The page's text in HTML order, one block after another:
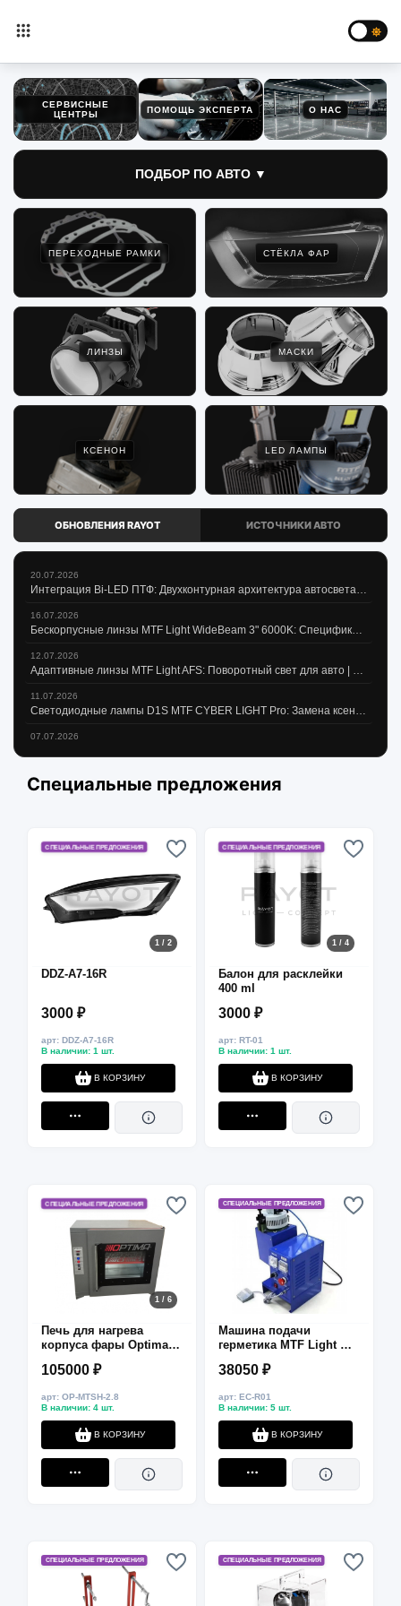
СЕРВИСНЫЕ
ЦЕНТРЫ
ПОМОЩЬ ЭКСПЕРТА О НАС
ПОДБОР ПО АВТО ▼
ПЕРЕХОДНЫЕ РАМКИ СТЁКЛА ФАР
ЛИНЗЫ МАСКИ
КСЕНОН LED ЛАМПЫ
ОБНОВЛЕНИЯ RAYOT ИСТОЧНИКИ АВТО
20.07.2026
Интеграция Bi-LED ПТФ: Двухконтурная архитектура автосвета | RAYOT
16.07.2026
Бескорпусные линзы MTF Light WideBeam 3" 6000K: Спецификация | RAYOT
12.07.2026
Адаптивные линзы MTF Light AFS: Поворотный свет для авто | RAYOT
11.07.2026
Светодиодные лампы D1S MTF CYBER LIGHT Pro: Замена ксенона 65W | RAYOT
07.07.2026
26.03.2026
Hyundai Solaris 2019
Специальные предложения
СПЕЦИАЛЬНЫЕ ПРЕДЛОЖЕНИЯ
1 / 2
DDZ-A7-16R
3000 ₽
арт: DDZ-A7-16R
В наличии: 1 шт.
В КОРЗИНУ
СПЕЦИАЛЬНЫЕ ПРЕДЛОЖЕНИЯ
1 / 4
Балон для расклейки
400 ml
3000 ₽
арт: RT-01
В наличии: 1 шт.
В КОРЗИНУ
СПЕЦИАЛЬНЫЕ ПРЕДЛОЖЕНИЯ
1 / 6
Печь для нагрева
корпуса фары Optima
(1015*655*890мм)
105000 ₽
арт: OP-MTSH-2.8
В наличии: 4 шт.
В КОРЗИНУ
СПЕЦИАЛЬНЫЕ ПРЕДЛОЖЕНИЯ
Машина подачи
герметика MTF Light —
38050 ₽
арт: EC-R01
В наличии: 5 шт.
В КОРЗИНУ
СПЕЦИАЛЬНЫЕ ПРЕДЛОЖЕНИЯ СПЕЦИАЛЬНЫЕ ПРЕДЛОЖЕНИЯ